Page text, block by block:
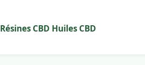
Résines CBD Huiles CBD